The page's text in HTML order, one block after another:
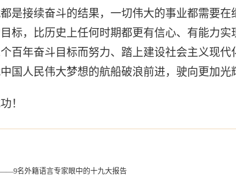
接续奋斗的结果，一切伟大的事业都需要在
标，比历史上任何时期都更有信心、有能力
百年奋斗目标而努力、踏上建设社会主义现
国人民伟大梦想的航船破浪前进，驶向更加光
！
名外籍语言专家眼中的十九大报告